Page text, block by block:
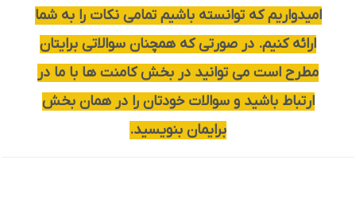
امیدواریم که توانسته باشیم تمامی نکات را به شما
ارائه کنیم. در صورتی که همچنان سوالاتی برایتان
مطرح است می توانید در بخش کامنت ها با ما در
ارتباط باشید و سوالات خودتان را در همان بخش
برایمان بنویسید.